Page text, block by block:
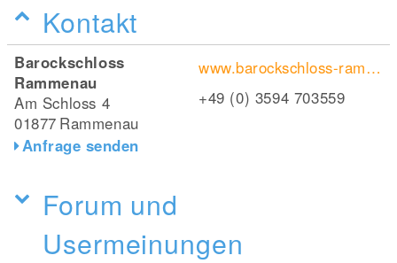
Kontakt
Barockschloss
Rammenau
Am Schloss 4
01877 Rammenau
Anfrage senden
www.barockschloss-rammenau.com/de/startseite/
+49 (0) 3594 703559
Forum und
Usermeinungen